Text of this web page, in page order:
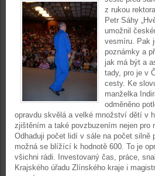
z rukou
Petr Sáhy
umožnil
vesmíru. Pak
poznámky a
jak má být a
tady, pro je v
cesty. Ke
manželka
odměněno
opravdu skvělá a velké množství dětí v
zjištěním a také povzbuzením nejen pro
Odhaduji počet lidí v sále na počet silně
možná se blížící k hodnotě 600. To je
všichni rádi. Investovaný čas, práce,
Krajského úřadu Zlínského kraje i